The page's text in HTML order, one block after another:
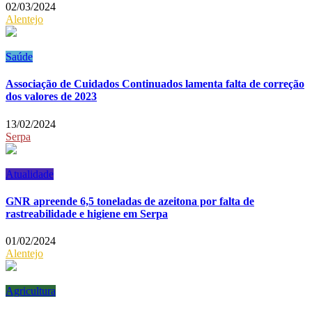
02/03/2024
Alentejo
Saúde
Associação de Cuidados Continuados lamenta falta de correção
dos valores de 2023
13/02/2024
Serpa
Atualidade
GNR apreende 6,5 toneladas de azeitona por falta de
rastreabilidade e higiene em Serpa
01/02/2024
Alentejo
Agricultura